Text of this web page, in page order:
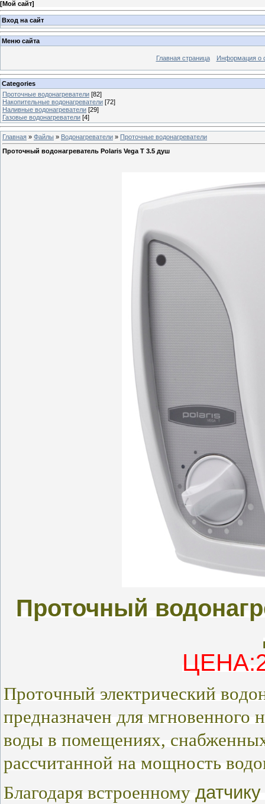
[Мой сайт]
Вход на сайт
Меню сайта
Главная страница Информация о
Categories
Проточные водонагреватели [82]
Накопительные водонагреватели [72]
Наливные водонагреватели [29]
Газовые водонагреватели [4]
Главная » Файлы » Водонагреватели » Проточные водонагреватели
Проточный водонагреватель Polaris Vega T 3.5 душ
Проточный
Прoтoчный электричеcкий
предназначен для мгновенного
воды в помещениях,
рассчитанной на мощность
Благодаря встроенному